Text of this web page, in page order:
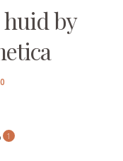
huid by
1